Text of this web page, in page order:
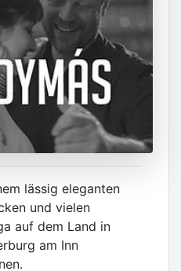
lässig eleganten
und vielen
auf dem Land in
am Inn